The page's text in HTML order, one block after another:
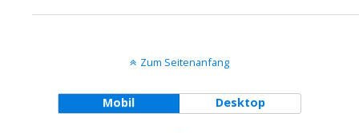
Zum Seitenanfang
Mobil Desktop